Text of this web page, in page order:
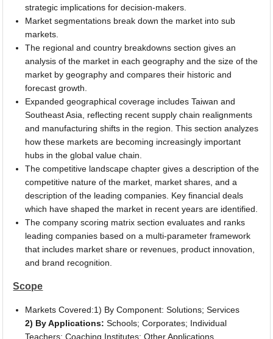
strategic implications for decision-makers.
Market segmentations break down the market into sub
markets.
The regional and country breakdowns section gives an
analysis of the market in each geography and the size of the
market by geography and compares their historic and
forecast growth.
Expanded geographical coverage includes Taiwan and
Southeast Asia, reflecting recent supply chain realignments
and manufacturing shifts in the region. This section analyzes
how these markets are becoming increasingly important
hubs in the global value chain.
The competitive landscape chapter gives a description of the
competitive nature of the market, market shares, and a
description of the leading companies. Key financial deals
which have shaped the market in recent years are identified.
The company scoring matrix section evaluates and ranks
leading companies based on a multi-parameter framework
that includes market share or revenues, product innovation,
and brand recognition.
Scope
Markets Covered:1) By Component: Solutions; Services
2) By Applications: Schools; Corporates; Individual
Teachers; Coaching Institutes; Other Applications